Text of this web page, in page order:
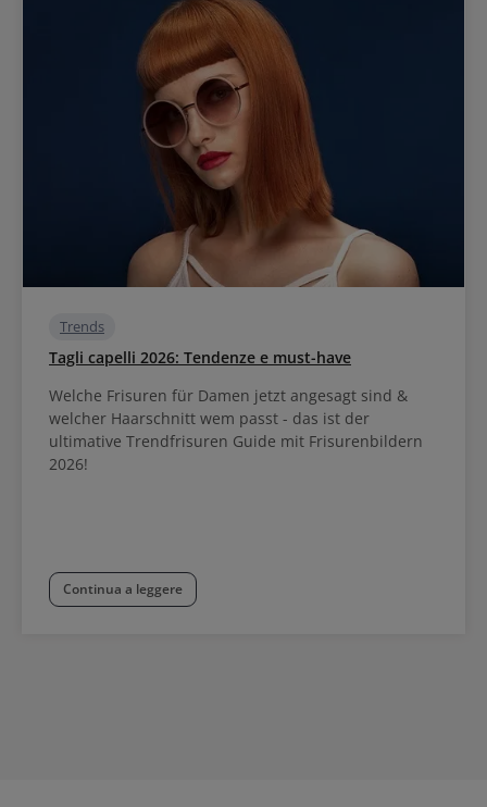
Trends
Tagli capelli 2026: Tendenze e must-have
Welche Frisuren für Damen jetzt angesagt sind &
welcher Haarschnitt wem passt - das ist der
ultimative Trendfrisuren Guide mit Frisurenbildern
2026!
Continua a leggere